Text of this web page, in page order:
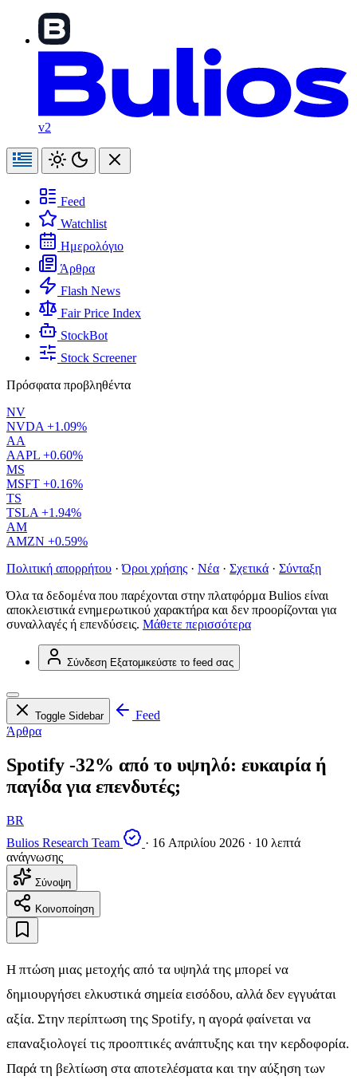
v2
Feed
Watchlist
Ημερολόγιο
Άρθρα
Flash News
Fair Price Index
StockBot
Stock Screener
Πρόσφατα προβληθέντα
NV
NVDA +1.09%
AA
AAPL +0.60%
MS
MSFT +0.16%
TS
TSLA +1.94%
AM
AMZN +0.59%
Πολιτική απορρήτου · Όροι χρήσης · Νέα · Σχετικά · Σύνταξη
Όλα τα δεδομένα που παρέχονται στην πλατφόρμα Bulios είναι
αποκλειστικά ενημερωτικού χαρακτήρα και δεν προορίζονται για
συναλλαγές ή επενδύσεις. Μάθετε περισσότερα
Σύνδεση Εξατομικεύστε το feed σας
Toggle Sidebar
Feed
Άρθρα
Spotify -32% από το υψηλό: ευκαιρία ή
παγίδα για επενδυτές;
BR
Bulios Research Team
· 16 Απριλίου 2026 · 10 λεπτά
ανάγνωσης
Σύνοψη
Κοινοποίηση
Η πτώση μιας μετοχής από τα υψηλά της μπορεί να
δημιουργήσει ελκυστικά σημεία εισόδου, αλλά δεν εγγυάται
αξία. Στην περίπτωση της Spotify, η αγορά φαίνεται να
επαναξιολογεί τις προοπτικές ανάπτυξης και την κερδοφορία.
Παρά τη βελτίωση στα αποτελέσματα και την αύξηση των